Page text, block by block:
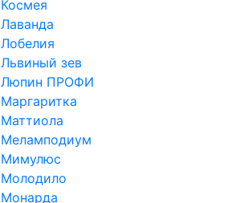
Космея
Лаванда
Лобелия
Львиный зев
Люпин ПРОФИ
Маргаритка
Маттиола
Меламподиум
Мимулюс
Молодило
Монарда